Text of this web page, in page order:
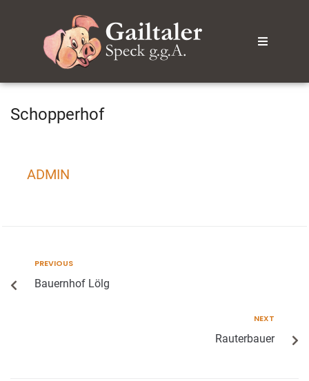
Schopperhof
ADMIN
PREVIOUS
Bauernhof Lölg
NEXT
Rauterbauer